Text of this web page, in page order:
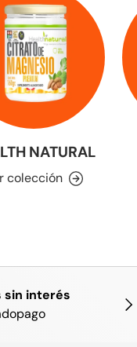
NATURAL
colección
sin interés